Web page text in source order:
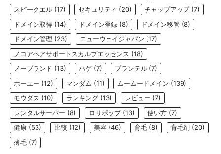
スピークエル (17) セキュリティ (20) チャップアップ(7)
ドメイン取得 (14) ドメイン登録 (8) ドメイン移管 (8)
ドメイン管理 (23) ニューウェイジャパン (17)
ノコアヘアサポートスカルプエッセンス (18)
ノーブランド (13) ハゲ (7) プランテル (7)
ホーユー (12) マンダム (11) ムームードメイン (139)
モウダス (10) ランキング (13) レビュー (7)
レンタルサーバー (8) ロリポップ(13) 使い方 (7)
健康 (53) 比較 (12) 美容 (46) 育毛 (8) 育毛剤 (20)
薄毛 (7)